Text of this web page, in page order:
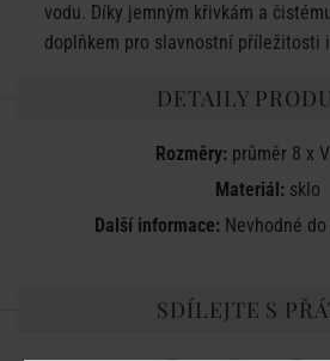
vodu. Díky jemným křivkám a
doplňkem pro slavnostní příležitosti
DETAILY
Rozměry:průměr 8 x
Materiál: sklo
Další informace: Nevhodné
SDÍLEJTE S